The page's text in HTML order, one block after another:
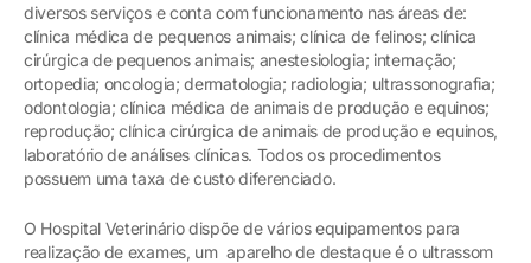
diversos serviços e conta com funcionamento nas áreas de:
clínica médica de pequenos animais; clínica de felinos; clínica
cirúrgica de pequenos animais; anestesiologia; internação;
ortopedia; oncologia; dermatologia; radiologia; ultrassonografia;
odontologia; clínica médica de animais de produção e equinos;
reprodução; clínica cirúrgica de animais de produção e equinos,
laboratório de análises clínicas. Todos os procedimentos
possuem uma taxa de custo diferenciado.
O Hospital Veterinário dispõe de vários equipamentos para
realização de exames, um aparelho de destaque é o ultrassom